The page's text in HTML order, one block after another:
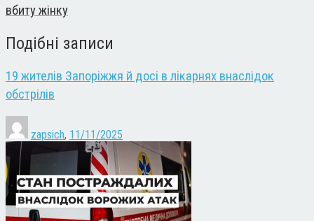
вбиту жінку
Подібні записи
19 жителів Запоріжжя й досі в лікарнях внаслідок
обстрілів
zapsich, 11/11/2025